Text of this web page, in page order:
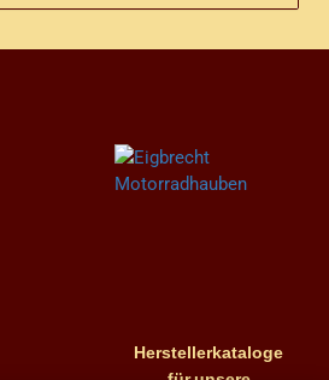
Herstellerkataloge